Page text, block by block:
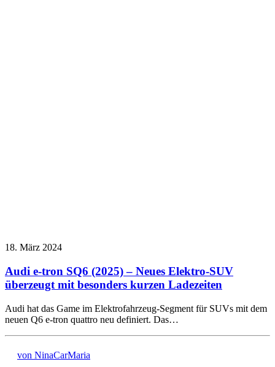
18. März 2024
Audi e-tron SQ6 (2025) – Neues Elektro-SUV
überzeugt mit besonders kurzen Ladezeiten
Audi hat das Game im Elektrofahrzeug-Segment für SUVs mit dem
neuen Q6 e-tron quattro neu definiert. Das…
von NinaCarMaria